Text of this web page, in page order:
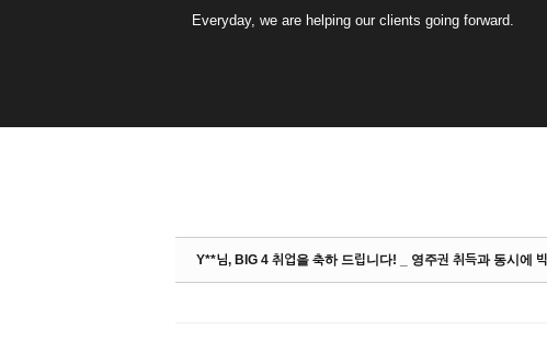
Everyday, we are helping our clients going forward.
Y**님, BIG 4 취업을 축하 드립니다! _ 영주권 취득과 동시에 빅